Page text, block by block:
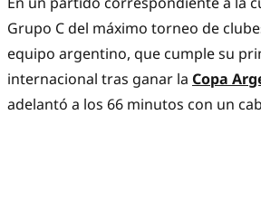
Grupo C del máximo torneo de
equipo argentino, que cumple su
internacional tras ganar la Copa
adelantó a los 66 minutos con un